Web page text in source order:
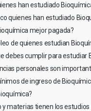
han estudiado
quienes han estudiado
mejor pagada?
de quienes estudian
debes cumplir para estudiar
personales son
de ingreso de
materias tienen los